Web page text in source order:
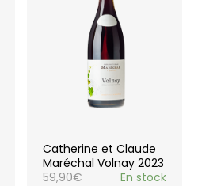
Catherine et Claude
Maréchal Volnay 2023
59,90€ En stock